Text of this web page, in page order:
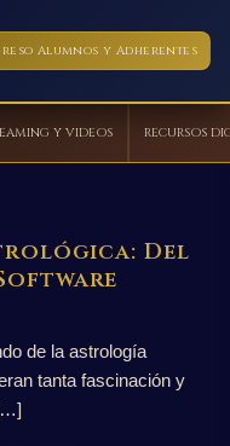
Alumnos y Adherentes
Y VIDEOS RECURSOS
Del
de la astrología
tanta fascinación y